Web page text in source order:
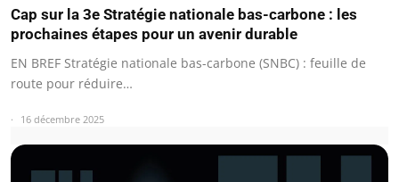
Cap sur la 3e Stratégie nationale bas-carbone : les
prochaines étapes pour un avenir durable
EN BREF Stratégie nationale bas-carbone (SNBC) : feuille de
route pour réduire…
16 décembre 2025